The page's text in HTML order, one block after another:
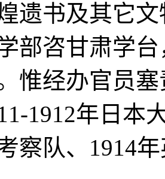
遗书及其它
部咨甘肃学
惟经办官员
1912年日本
察队、1914